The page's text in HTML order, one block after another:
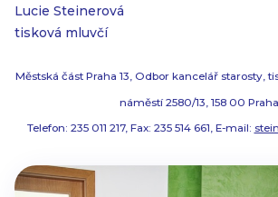
Lucie Steinerová
tisková mluvčí
Městská část Praha 13, Odbor kancelář starosty,
náměstí 2580/13, 158 00
Telefon: 235 011 217, Fax: 235 514 661, E-mail: